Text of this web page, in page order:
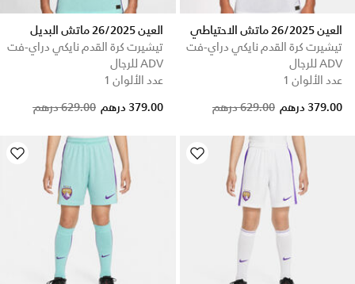
العين 26/2025 ماتش الاحتياطي
تيشيرت كرة القدم نايكي دراي-فت
ADV للرجال
عدد الألوان 1
Price reduced from
629.00 درهم to 379.00 درهم
العين 26/2025 ماتش البديل
تيشيرت كرة القدم نايكي دراي-فت
ADV للرجال
عدد الألوان 1
Price reduced from
629.00 درهم to 379.00 درهم